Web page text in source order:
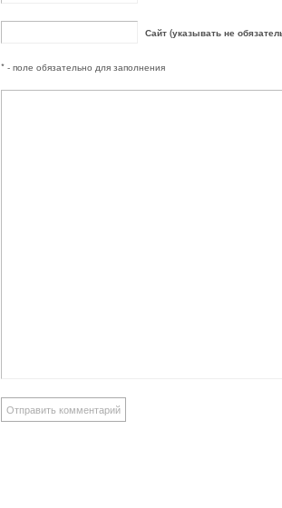
Сайт (указывать не
* - поле обязательно для заполнения